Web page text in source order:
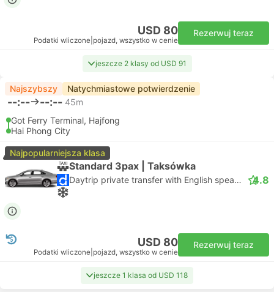
USD 80
Podatki wliczone pojazd, wszystko w cenie
Rezerwuj teraz
jeszcze 2 klasy od USD 91
Najszybszy Natychmiastowe potwierdzenie
--:-- --:-- 45m
Got Ferry Terminal, Hajfong
Hai Phong City
Najpopularniejsza klasa
Standard 3pax | Taksówka
Daytrip private transfer with English speaking driver 4.8
USD 80
Podatki wliczone pojazd, wszystko w cenie
Rezerwuj teraz
jeszcze 1 klasa od USD 118